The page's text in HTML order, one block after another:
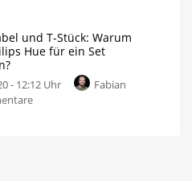
11,49
Euro
kosten
Fünf
Stück
und
kurzes
Kabel
und T-Stück: Warum
Hue für ein Set
- 12:12 Uhr
Fabian
zu